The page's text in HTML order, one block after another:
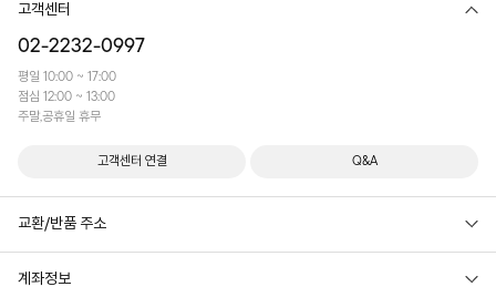
고객센터
02-2232-0997
평일 10:00 ~ 17:00
점심 12:00 ~ 13:00
주말,공휴일 휴무
고객센터 연결 Q&A
교환/반품 주소
계좌정보